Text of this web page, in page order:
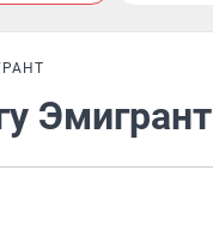
Эмигрант